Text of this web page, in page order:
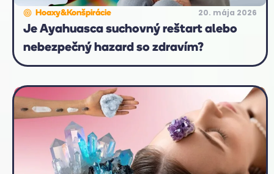
Hoaxy&Konšpirácie 20. mája 2026
Je Ayahuasca suchovný reštart alebo
nebezpečný hazard so zdravím?